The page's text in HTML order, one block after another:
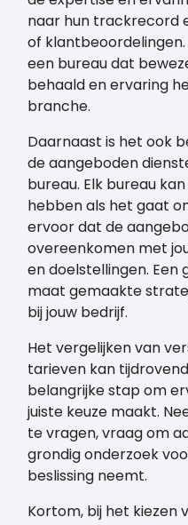
naar hun trackrecord
of
een bureau dat
behaald en ervaring
branche.
Daarnaast is het ook
de aangeboden
bureau. Elk bureau
hebben als het gaat
ervoor dat de
overeenkomen met
en doelstellingen. Een
maat gemaakte
bij jouw bedrijf.
Het vergelijken van
tarieven kan
belangrijke stap om
juiste keuze maakt.
te vragen, vraag om
grondig onderzoek
beslissing neemt.
Kortom, bij het kiezen